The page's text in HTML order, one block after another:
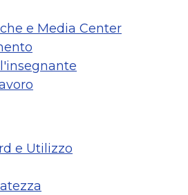
e Media Center
e Utilizzo